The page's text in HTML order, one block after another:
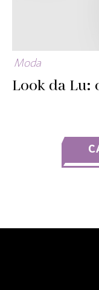
Moda
Look da Lu: